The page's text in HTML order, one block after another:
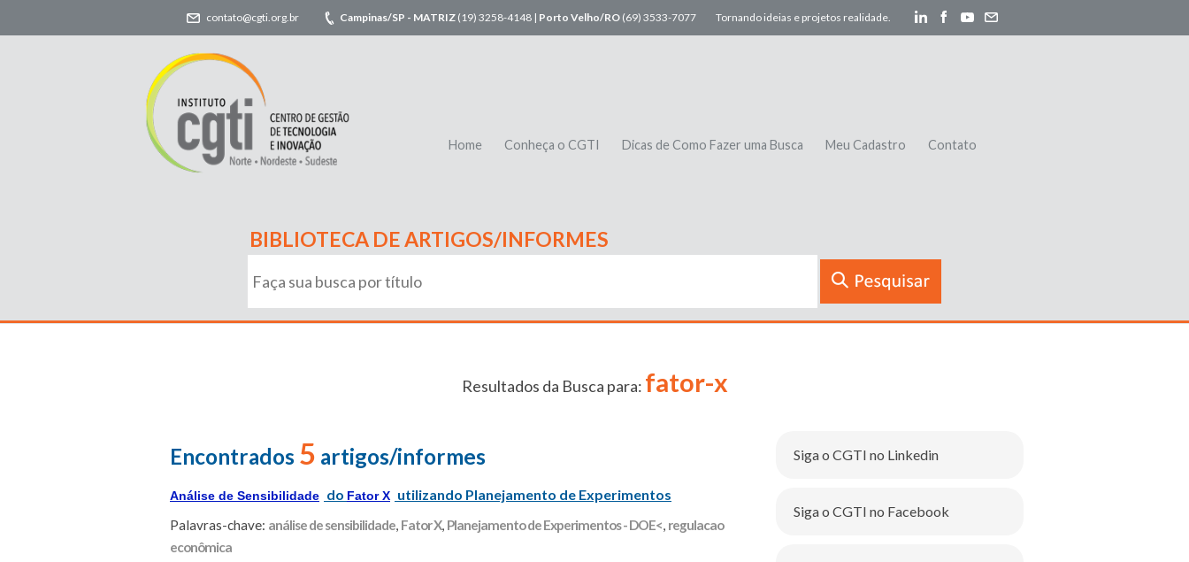
contato@cgti.org.br Campinas/SP - MATRIZ (19) 3258-4148 | Porto Velho/RO (69) 3533-7077 Tornando ideias e projetos realidade.
Home Conheça o CGTI Dicas de Como Fazer uma Busca Meu Cadastro Contato
BIBLIOTECA DE ARTIGOS/INFORMES
Resultados da Busca para: fator-x
Encontrados 5 artigos/informes
Análise de Sensibilidade do Fator X utilizando Planejamento de Experimentos
Palavras-chave: análise de sensibilidade, Fator X, Planejamento de Experimentos - DOE<, regulacao
econômica
Siga o CGTI no Linkedin
Siga o CGTI no Facebook